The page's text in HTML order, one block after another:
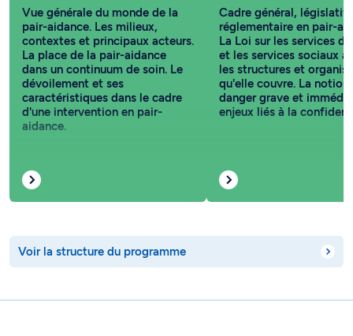
Vue générale du monde de la
pair-aidance. Les milieux,
contextes et principaux acteurs.
La place de la pair-aidance
dans un continuum de soin. Le
dévoilement et ses
caractéristiques dans le cadre
d'une intervention en pair-
aidance.
Cadre général, législatif
réglementaire en pair-
La Loi sur les services
et les services sociaux
les structures et
qu'elle couvre. La notion
danger grave et
enjeux liés à la
Voir la structure du programme